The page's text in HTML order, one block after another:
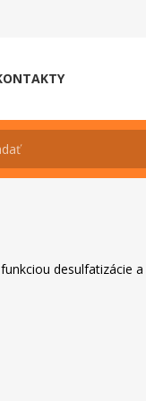
desulfatizácie